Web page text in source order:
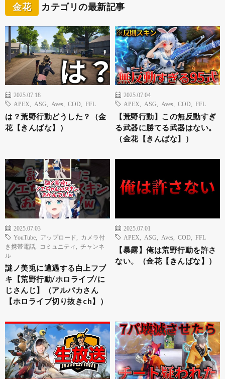
金花 カテゴリの最新記事
2025.07.18
APEX
ASG Aves COD FFL
は？荒野行動どうした？（金
花【きんばな】）
2025.07.04
APEX
ASG Aves COD FFL
【荒野行動】この無反動すぎ
る武器に勝てる武器はない。
（金花【きんばな】）
2025.07.03
YouTube
アップロード
カメラ付
き携帯電話
コミュニティ
チャンネ
ル
謎ノ美兎に遭遇する白上フブ
キ【荒野行動/ホロライブ/に
じさんじ】（アルパカさん
【ホロライブ切り抜きch】）
2025.07.01
APEX
ASG Aves COD FFL
【暴露】俺は荒野行動を許さ
ない。（金花【きんばな】）